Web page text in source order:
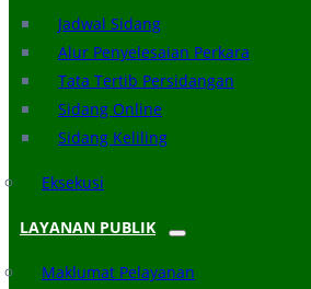
Jadwal Sidang
Alur Penyelesaian Perkara
Tata Tertib Persidangan
Sidang Online
Sidang Keliling
Eksekusi
LAYANAN PUBLIK
Maklumat Pelayanan